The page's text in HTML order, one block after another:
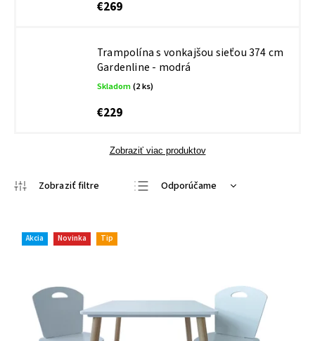
€269
Trampolína s vonkajšou sieťou 374 cm
Gardenline - modrá
Skladom(2 ks)
€229
Zobraziť viac produktov
Odporúčame
Akcia Novinka Tip